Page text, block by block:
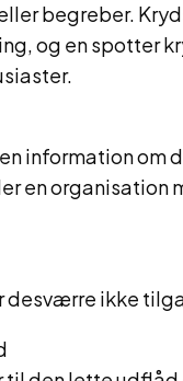
begreber.
og en spotter
information om
en organisation
desværre ikke